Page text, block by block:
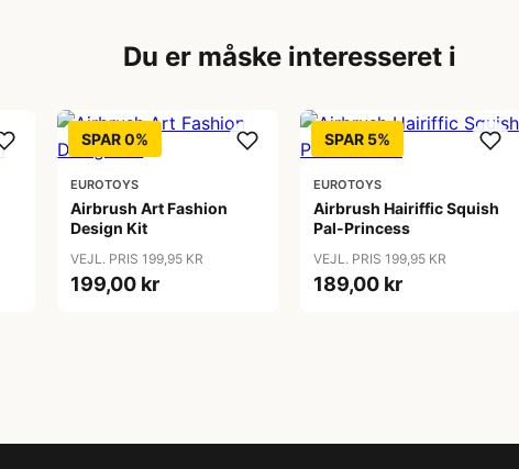
Du er måske interesseret i
SPAR 0%
EUROTOYS
Airbrush Art Fashion
Design Kit
VEJL. PRIS 199,95 KR
199,00 kr
SPAR 5%
EUROTOYS
Airbrush Hairiffic Squish
Pal-Princess
VEJL. PRIS 199,95 KR
189,00 kr